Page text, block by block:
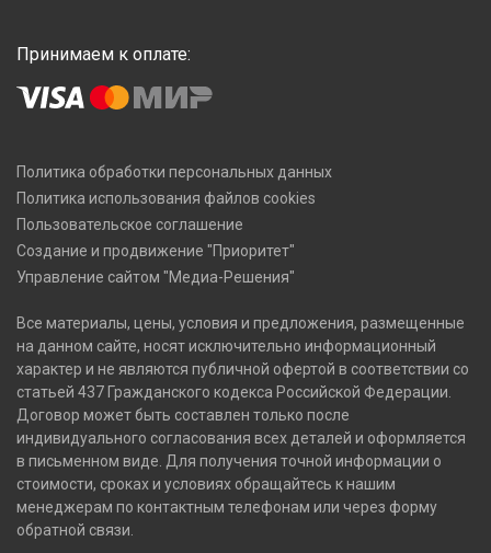
Принимаем к оплате:
Политика обработки персональных данных
Политика использования файлов cookies
Пользовательское соглашение
Создание и продвижение "Приоритет"
Управление сайтом "Медиа-Решения"
Все материалы, цены, условия и предложения, размещенные
на данном сайте, носят исключительно информационный
характер и не являются публичной офертой в соответствии со
статьей 437 Гражданского кодекса Российской Федерации.
Договор может быть составлен только после
индивидуального согласования всех деталей и оформляется
в письменном виде. Для получения точной информации о
стоимости, сроках и условиях обращайтесь к нашим
менеджерам по контактным телефонам или через форму
обратной связи.